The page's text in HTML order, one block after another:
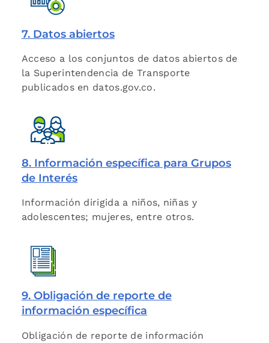
7. Datos abiertos
Acceso a los conjuntos de datos abiertos de
la Superintendencia de Transporte
publicados en datos.gov.co.
8. Información específica para Grupos
de Interés
Información dirigida a niños, niñas y
adolescentes; mujeres, entre otros.
9. Obligación de reporte de
información específica
Obligación de reporte de información